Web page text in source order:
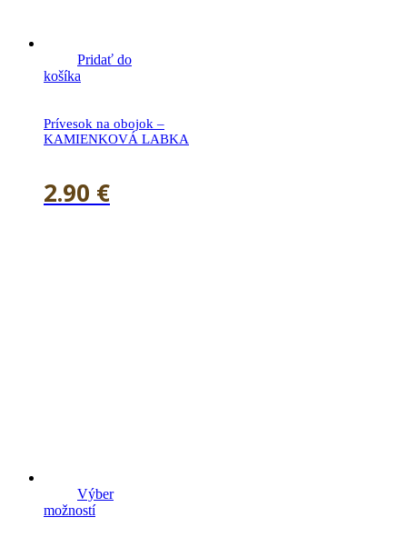
Pridať do
košíka
Prívesok na obojok –
KAMIENKOVÁ LABKA
2.90 €
Výber
možností